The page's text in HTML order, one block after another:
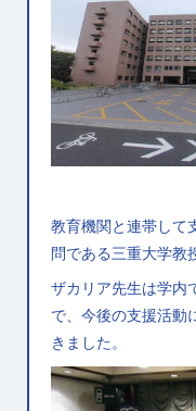
教育機関と連帯して
問である三重大学教
ザカリア先生は学内
で、今後の支援活動
きました。